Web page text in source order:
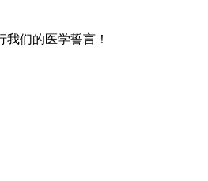
们的医学誓言！